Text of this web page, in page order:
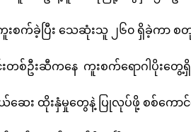
းစက်ခဲ့ပြီး သေဆုံးသူ ၂၆၀ ရှိခဲ့က
င်းတစ်ဦးဆီကနေ ကူးစက်ရောဂါပို
း ထိုးနှံမှုတွေနဲ့ ပြုလုပ်ဖို့ စစ်ကေ